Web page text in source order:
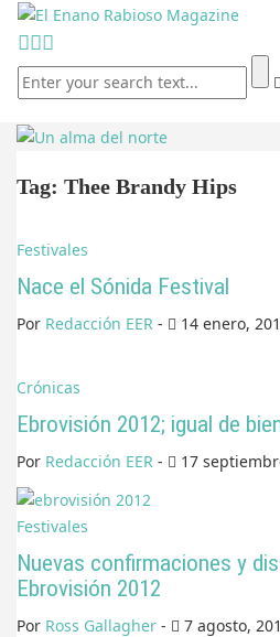
Tag: Thee Brandy Hips
Festivales
Nace el Sónida Festival
Por Redacción EER - 14 enero,
Crónicas
Ebrovisión 2012; igual de
Por Redacción EER - 17
Festivales
Nuevas confirmaciones y
Ebrovisión 2012
Por Ross Gallagher - 7 agosto,